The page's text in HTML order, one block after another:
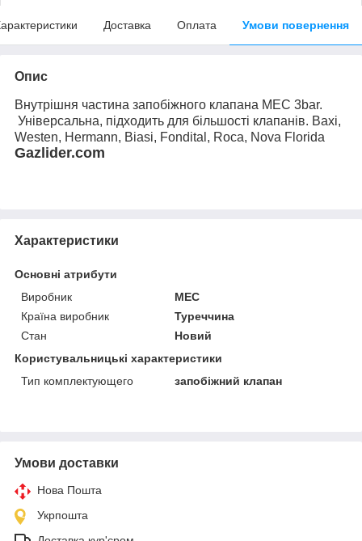
Доставка Оплата Умови повернення
Опис
Внутрішня частина запобіжного клапана MEC 3bar.
Універсальна, підходить для більшості клапанів. Baxi,
Westen, Hermann, Biasi, Fondital, Roca, Nova Florida
Gazlider.com
Характеристики
Основні атрибути
Виробник
MEC
Країна виробник
Туреччина
Стан
Новий
Користувальницькі характеристики
Тип комплектующего
запобіжний клапан
Умови доставки
Нова Пошта
Укрпошта